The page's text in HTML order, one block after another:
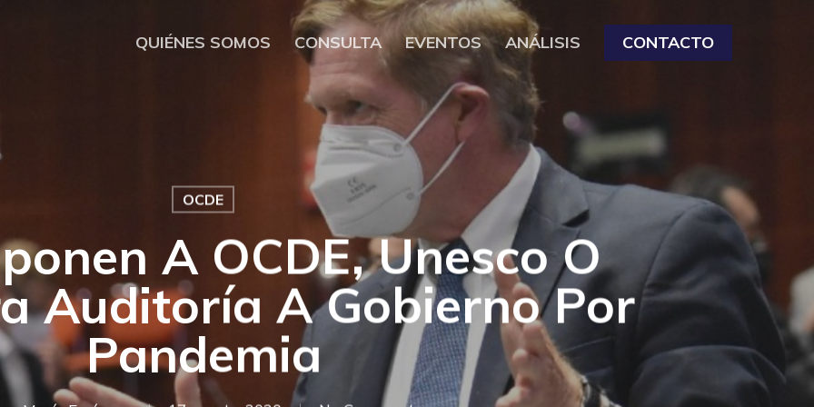
QUIÉNES SOMOS CONSULTA EVENTOS ANÁLISIS CONTACTO
OCDE
A OCDE, Unesco O
Auditoría A Gobierno Por
Pandemia